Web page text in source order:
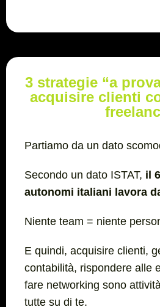
3 strategie “a
acquisire clienti
Partiamo da un dato
Secondo un dato ISTAT, il
autonomi italiani lavora
Niente team = niente
E quindi, acquisire clienti,
contabilità, rispondere alle
fare networking sono
tutte su di te.